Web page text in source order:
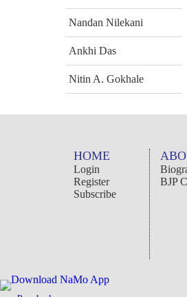
Nandan Nilekani
Ankhi Das
Nitin A. Gokhale
HOME
Login
Register
Subscribe
BJP